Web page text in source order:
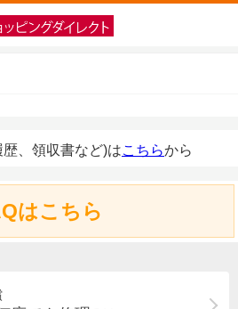
、領収書など)はこちらから
はこちら